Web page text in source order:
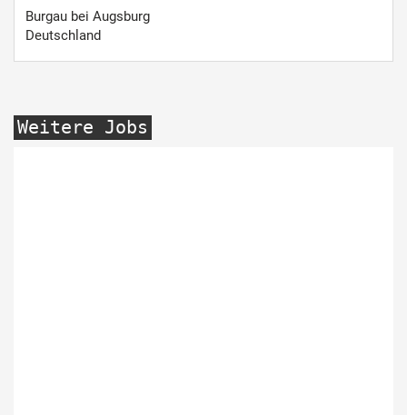
Burgau bei Augsburg
Deutschland
Weitere Jobs